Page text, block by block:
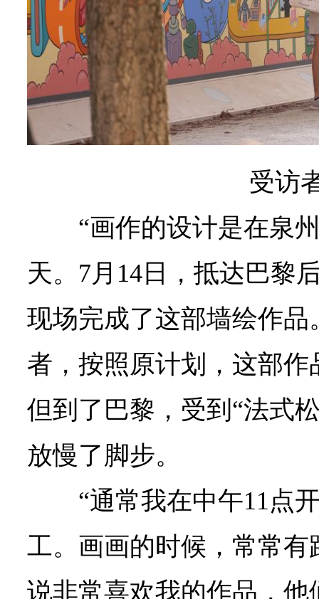
受访
“画作的设计是在泉
天。7月14日，抵达巴黎
现场完成了这部墙绘作品
者，按照原计划，这部作
但到了巴黎，受到“法式
放慢了脚步。
“通常我在中午11点
工。画画的时候，常常
说非常喜欢我的作品，